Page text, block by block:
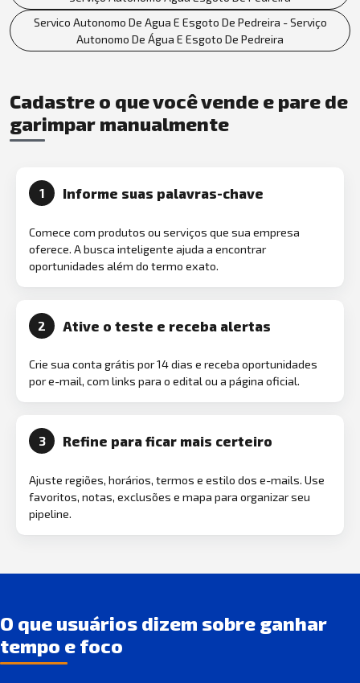
Servico Autonomo De Agua E Esgoto De Pedreira - Serviço
Autonomo De Água E Esgoto De Pedreira
Cadastre o que você vende e pare de
garimpar manualmente
1 Informe suas palavras-chave
Comece com produtos ou serviços que sua empresa
oferece. A busca inteligente ajuda a encontrar
oportunidades além do termo exato.
2 Ative o teste e receba alertas
Crie sua conta grátis por 14 dias e receba oportunidades
por e-mail, com links para o edital ou a página oficial.
3 Refine para ficar mais certeiro
Ajuste regiões, horários, termos e estilo dos e-mails. Use
favoritos, notas, exclusões e mapa para organizar seu
pipeline.
O que usuários dizem sobre ganhar
tempo e foco